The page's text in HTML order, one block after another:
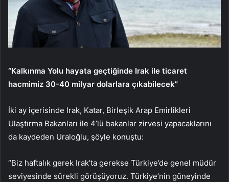
“Kalkınma Yolu hayata geçtiğinde Irak ile ticaret
hacmimiz 30-40 milyar dolarlara çıkabilecek”
İki ay içerisinde Irak, Katar, Birleşik Arap Emirlikleri
Ulaştırma Bakanları ile 4’lü bakanlar zirvesi yapacaklarını
da kaydeden Uraloğlu, şöyle konuştu:
“Biz haftalık gerek Irak’ta gerekse Türkiye’de genel müdür
seviyesinde sürekli görüşüyoruz. Türkiye’nin güneyinde